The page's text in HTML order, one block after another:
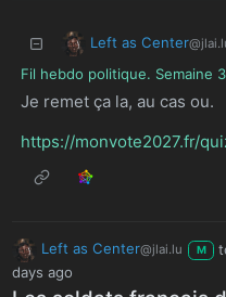
Left as Center
Fil hebdo politique. Semaine
Je remet ça la, au cas ou.
https://monvote2027.fr/
Left as Center@jlai.lu M
days ago